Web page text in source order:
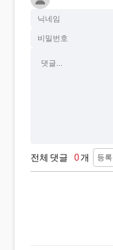
전체 댓글 0 개